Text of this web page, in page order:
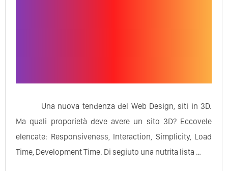
Una nuova tendenza del Web Design, siti in 3D.
Ma quali proporietà deve avere un sito 3D? Eccovele
elencate: Responsiveness, Interaction, Simplicity, Load
Time, Development Time. Di segiuto una nutrita lista …